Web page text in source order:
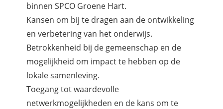
binnen SPCO Groene Hart.
Kansen om bij te dragen aan de ontwikkeling
en verbetering van het onderwijs.
Betrokkenheid bij de gemeenschap en de
mogelijkheid om impact te hebben op de
lokale samenleving.
Toegang tot waardevolle
netwerkmogelijkheden en de kans om te